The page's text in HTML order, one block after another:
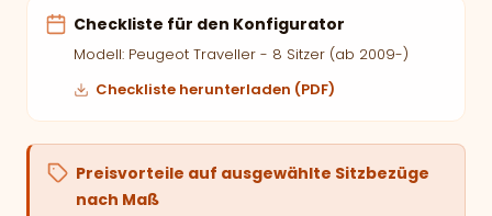
Checkliste für den Konfigurator
Modell: Peugeot Traveller - 8 Sitzer (ab 2009-)
Checkliste herunterladen (PDF)
Preisvorteile auf ausgewählte Sitzbezüge
nach Maß